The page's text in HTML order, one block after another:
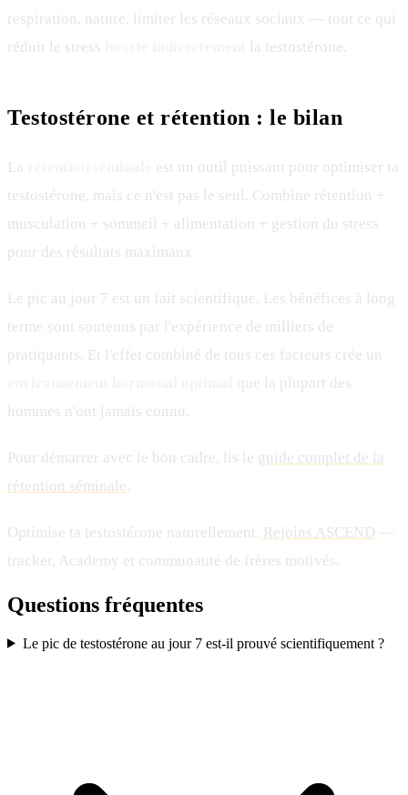
respiration, nature, limiter les réseaux sociaux — tout ce qui
réduit le stress
la testostérone.
Testostérone et rétention : le bilan
La
est un outil puissant pour optimiser ta
testostérone, mais ce n'est pas le seul. Combine rétention +
musculation + sommeil + alimentation + gestion du stress
pour des résultats maximaux.
Le pic au jour 7 est un fait scientifique. Les bénéfices à long
terme sont soutenus par l'expérience de milliers de
pratiquants. Et l'effet combiné de tous ces facteurs crée un
que la plupart des
hommes n'ont jamais connu.
Pour démarrer avec le bon cadre, lis le guide complet de la
rétention séminale.
Optimise ta testostérone naturellement. Rejoins ASCEND —
tracker, Academy et communauté de frères motivés.
Questions fréquentes
Le pic de testostérone au jour 7 est-il prouvé scientifiquement ?